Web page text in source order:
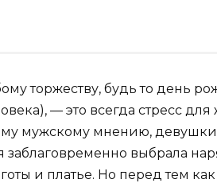
торжеству, будь то день
— это всегда стресс
мужскому мнению,
выбрала
и платье. Но перед тем